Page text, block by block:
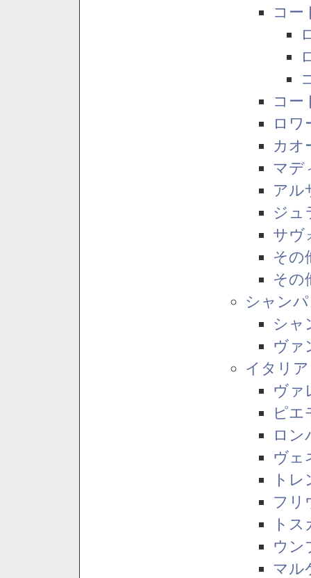
コー
コー
ロワ
カオ
マデ
アル
ジュ
サヴ
その
その
シャン
シャ
ヴァ
イタリア
ヴァ
ピエ
ロン
ヴェ
ト
フリ
ト
ウン
マル